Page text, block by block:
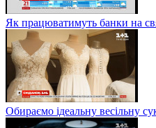
Як працюватимуть банки на
Обираємо ідеальну весільну